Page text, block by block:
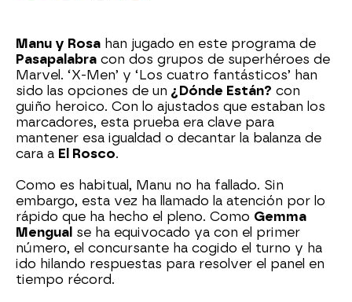
Manu y Rosa han jugado en este programa de
Pasapalabra con dos grupos de superhéroes de
Marvel. ‘X-Men’ y ‘Los cuatro fantásticos’ han
sido las opciones de un ¿Dónde Están? con
guiño heroico. Con lo ajustados que estaban los
marcadores, esta prueba era clave para
mantener esa igualdad o decantar la balanza de
cara a El Rosco.
Como es habitual, Manu no ha fallado. Sin
embargo, esta vez ha llamado la atención por lo
rápido que ha hecho el pleno. Como Gemma
Mengual se ha equivocado ya con el primer
número, el concursante ha cogido el turno y ha
ido hilando respuestas para resolver el panel en
tiempo récord.